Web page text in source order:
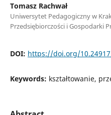
Tomasz Rachwał
Uniwersytet Pedagogiczny w
Przedsiębiorczości i Gospodarki
DOI: https://doi.org/
Keywords: kształtowanie,